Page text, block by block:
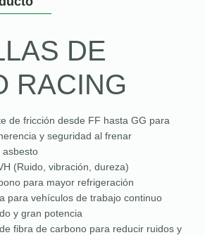
DE
RACING
de fricción desde FF hasta GG para
y seguridad al frenar
asbesto
(Ruido, vibración, dureza)
para mayor refrigeración
para vehículos de trabajo continuo
y gran potencia
fibra de carbono para reducir ruidos y